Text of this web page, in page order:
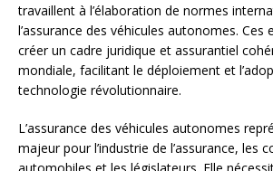
travaillent à l’élaboration de normes
l’assurance des véhicules autonomes. Ces
créer un cadre juridique et assurantiel
mondiale, facilitant le déploiement et
technologie révolutionnaire.
L’assurance des véhicules autonomes
majeur pour l’industrie de l’assurance, les